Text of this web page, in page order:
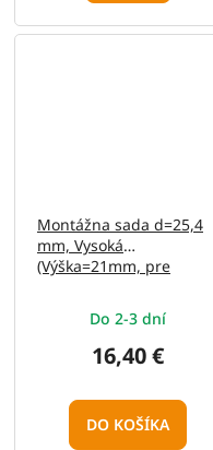
Montážna sada d=25,4
mm, Vysoká
(Výška=21mm, pre
Do 2-3 dní
16,40 €
DO KOŠÍKA